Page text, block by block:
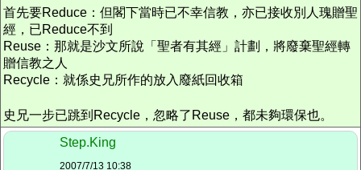
首先要Reduce：但閣下當時已不幸信教，亦已接收別人瑰贈聖
經，已Reduce不到
Reuse：那就是沙文所說「聖者有其經」計劃，將廢棄聖經轉
贈信教之人
Recycle：就係史兄所作的放入廢紙回收箱
史兄一步已跳到Recycle，忽略了Reuse，都未夠環保也。
Step.King
2007/7/13 10:38